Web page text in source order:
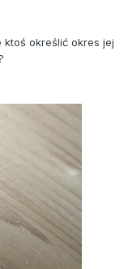
ktoś określić okres jej